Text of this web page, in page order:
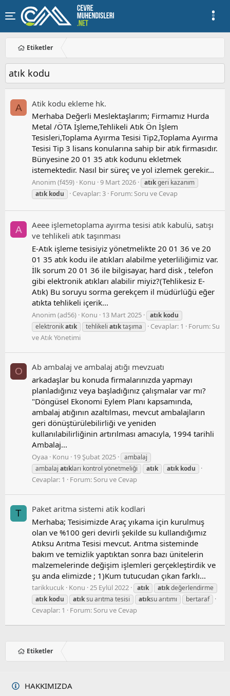
Etiketler
atık kodu
A
Atik kodu ekleme hk.
Merhaba Değerli Meslektaşlarım; Firmamız Hurda
Metal /ÖTA İşleme,Tehlikeli Atık Ön İşlem
Tesisleri,Toplama Ayırma Tesisi Tip2,Toplama Ayırma
Tesisi Tip 3 lisans konularına sahip bir atık firmasıdır.
Bünyesine 20 01 35 atık kodunu ekletmek
istemektedir. Nasıl bir süreç ve yol izlemek gerekir...
Anonim (f459) Konu 9 Mart 2026 atıkgeri kazanım
atık kodu Cevaplar: 3 Forum:Soru ve Cevap
A
Aeee i̇şlemetoplama ayırma tesisi atık kabulü, satışı
ve tehlikeli atık taşınması
E-Atık işleme tesisiyiz yönetmelikte 20 01 36 ve 20
01 35 atık kodu ile atıkları alabilme yeterliliğimiz var.
İlk sorum 20 01 36 ile bilgisayar, hard disk , telefon
gibi elektronik atıkları alabilir miyiz?(Tehlikesiz E-
Atık) Bu soruyu sorma gerekçem il müdürlüğü eğer
atıkta tehlikeli içerik...
Anonim (ad56) Konu 13 Mart 2025 atık kodu
elektronikatık tehlikeli atıktaşıma Cevaplar: 1 Forum:Su
ve Atık Yönetimi
O
Ab ambalaj ve ambalaj atığı mevzuatı
arkadaşlar bu konuda firmalarınızda yapmayı
planladığınız veya başladığınız çalışmalar var mı?
"Döngüsel Ekonomi Eylem Planı kapsamında,
ambalaj atığının azaltılması, mevcut ambalajların
geri dönüştürülebilirliği ve yeniden
kullanılabilirliğinin artırılması amacıyla, 1994 tarihli
Ambalaj...
Oyaa Konu 19 Şubat 2025
ambalaj
ambalaj atıkları kontrol yönetmeliği atık atık kodu
Cevaplar: 1 Forum:Soru ve Cevap
T
Paket aritma si̇stemi̇ atik kodlari
Merhaba; Tesisimizde Araç yıkama için kurulmuş
olan ve %100 geri devirli şekilde su kullandığımız
Atıksu Arıtma Tesisi mevcut. Arıtma sisteminde
bakım ve temizlik yaptıktan sonra bazı ünitelerin
malzemelerinde değişim işlemleri gerçekleştirdik ve
şu anda elimizde ; 1)Kum tutucudan çıkan farklı...
tarikkucuk Konu 25 Eylül 2022 atık atıkdeğerlendirme
atık kodu atıksu arıtma tesisi atıksu arıtımı bertaraf
Cevaplar: 1 Forum:Soru ve Cevap
Etiketler
HAKKIMIZDA